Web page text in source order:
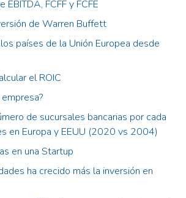
EBITDA, FCFF y FCFE
de Warren Buffett
países de la Unión Europea desde
el ROIC
de sucursales bancarias por cada
en Europa y EEUU (2020 vs 2004)
en una Startup
ha crecido más la inversión en